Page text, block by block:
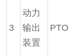
3
动力
输出
装置
PTO